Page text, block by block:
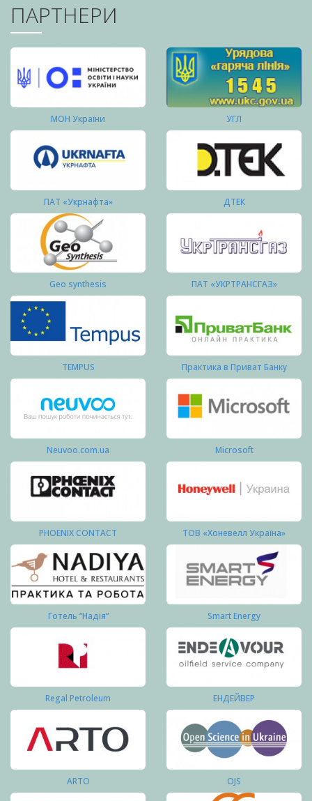
ПАРТНЕРИ
МОН України УГЛ
ПАТ «Укрнафта» ДТЕК
Geo synthesis ПАТ «УКРТРАНСГАЗ»
TEMPUS Практика в Приват Банку
Neuvoo.com.ua Microsoft
PHOENIX CONTACT ТОВ «Хоневелл Україна»
Готель “Надія” Smart Energy
Regal Petroleum ЕНДЕЙВЕР
ARTO OJS